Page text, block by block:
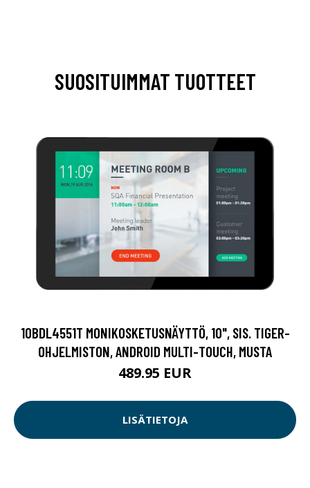
SUOSITUIMMAT TUOTTEET
10BDL4551T MONIKOSKETUSNÄYTTÖ, 10", SIS. TIGER-
OHJELMISTON, ANDROID MULTI-TOUCH, MUSTA
489.95 EUR
LISÄTIETOJA